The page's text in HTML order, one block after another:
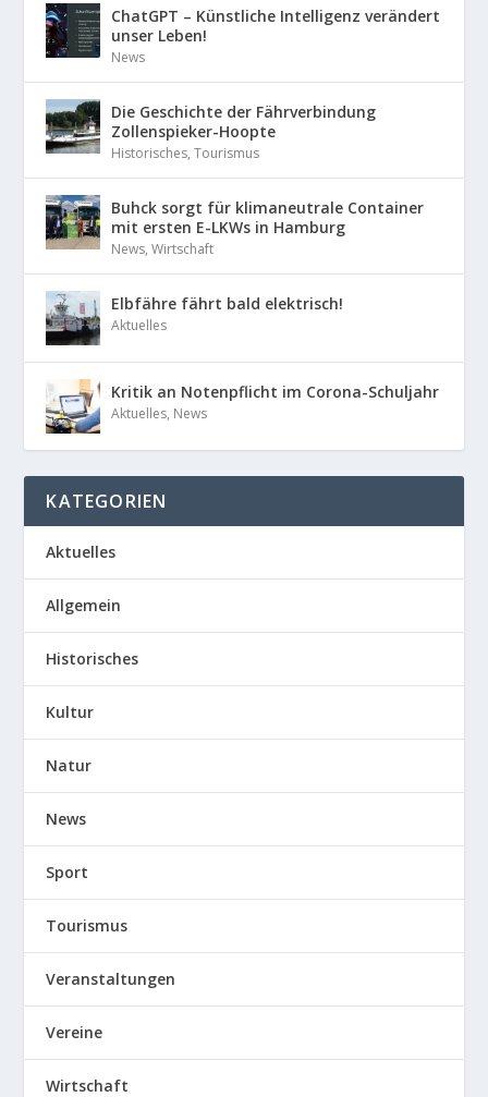
ChatGPT – Künstliche Intelligenz verändert
unser Leben!
News
Die Geschichte der Fährverbindung
Zollenspieker-Hoopte
Historisches,Tourismus
Buhck sorgt für klimaneutrale Container
mit ersten E-LKWs in Hamburg
News,Wirtschaft
Elbfähre fährt bald elektrisch!
Aktuelles
Kritik an Notenpflicht im Corona-Schuljahr
Aktuelles, News
KATEGORIEN
Aktuelles
Allgemein
Historisches
Kultur
Natur
News
Sport
Tourismus
Veranstaltungen
Vereine
Wirtschaft